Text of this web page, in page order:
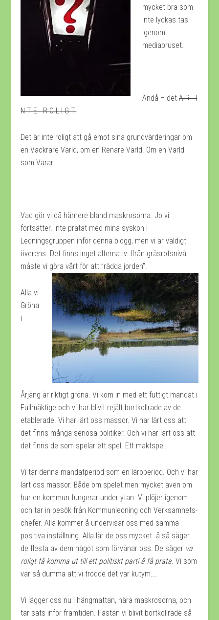
mycket bra som
inte lyckas tas
igenom
mediabruset.
Ändå – detÄ R I
N T E R O L I G T.
Det är inte roligt att gå emot sina grundvärderingar om
en Vackrare Värld, om en Renare Värld. Om en Värld
som Varar.
Vad gör vi då härnere bland maskrosorna. Jo vi
fortsätter. Inte pratat med mina syskon i
Ledningsgruppen inför denna blogg, men vi är väldigt
överens. Det finns inget alternativ. Ifrån gräsrotsnivå
måste vi göra vårt för att ”rädda jorden”.
Alla vi
Gröna
i
Årjäng är riktigt gröna. Vi kom in med ett futtigt mandat i
Fullmäktige och vi har blivit rejält bortkollrade av de
etablerade. Vi har lärt oss massor. Vi har lärt oss att
det finns många seriösa politiker. Och vi har lärt oss att
det finns de som spelar ett spel. Ett maktspel.
Vi tar denna mandatperiod som en läroperiod. Och vi har
lärt oss massor. Både om spelet men mycket även om
hur en kommun fungerar under ytan. Vi plöjer igenom
och tar in besök från Kommunledning och Verksamhets-
chefer. Alla kommer å undervisar oss med samma
positiva inställning. Alla lär de oss mycket. å så säger
de flesta av dem något som förvånar oss. De säger va
roligt få komma ut till ett politiskt parti å få prata. Vi som
var så dumma att vi trodde det var kutym….
Vi lägger oss nu i hängmattan, nära maskrosorna, och
tar sats inför framtiden. Fastän vi blivit bortkollrade så